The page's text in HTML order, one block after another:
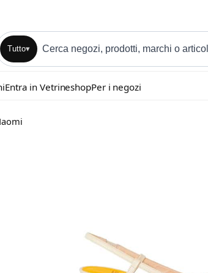
Tutto▾
Entra in VetrineshopPer i negozi